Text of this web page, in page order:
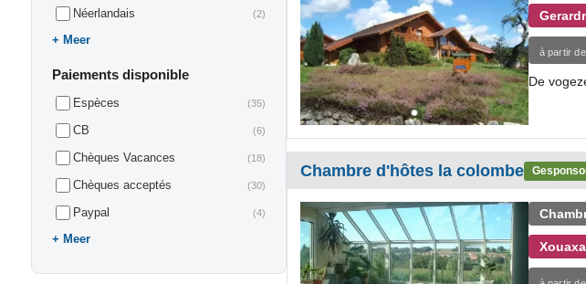
Néerlandais (2)
Meer
Paiements disponible
Espèces (35)
CB (6)
Chèques Vacances (18)
Chèques acceptés (30)
Paypal (4)
Meer
à partir de
De
Chambre d'hôtes la colombe